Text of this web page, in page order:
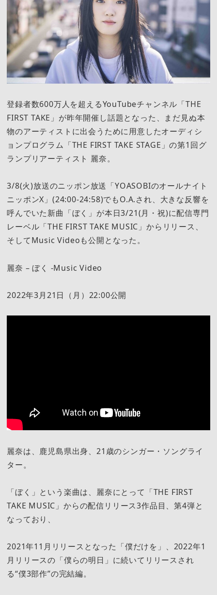
登録者数600万人を超えるYouTubeチャンネル「THE
FIRST TAKE」が昨年開催し話題となった、まだ見ぬ本
物のアーティストに出会うために用意したオーディシ
ョンプログラム「THE FIRST TAKE STAGE」の第1回グ
ランプリアーティスト 麗奈。
3/8(火)放送のニッポン放送「YOASOBIのオールナイト
ニッポンX」(24:00-24:58)でもO.A.され、大きな反響を
呼んでいた新曲「ぼく」が本日3/21(月・祝)に配信専門
レーベル「THE FIRST TAKE MUSIC」からリリース、
そしてMusic Videoも公開となった。
麗奈 – ぼく -Music Video
2022年3月21日（月）22:00公開
麗奈は、鹿児島県出身、21歳のシンガー・ソングライ
ター。
「ぼく」という楽曲は、麗奈にとって「THE FIRST
TAKE MUSIC」からの配信リリース3作品目、第4弾と
なっており、
2021年11月リリースとなった「僕だけを」、2022年1
月リリースの「僕らの明日」に続いてリリースされ
る“僕3部作”の完結編。